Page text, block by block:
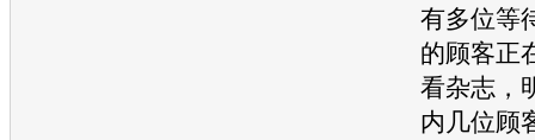
有多位等
的顾客正
看杂志，
内几位顾